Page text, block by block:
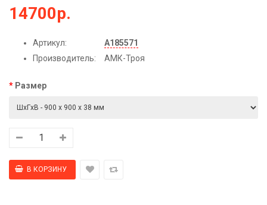
14700р.
Артикул:
А185571
Производитель:
АМК-Троя
Размер